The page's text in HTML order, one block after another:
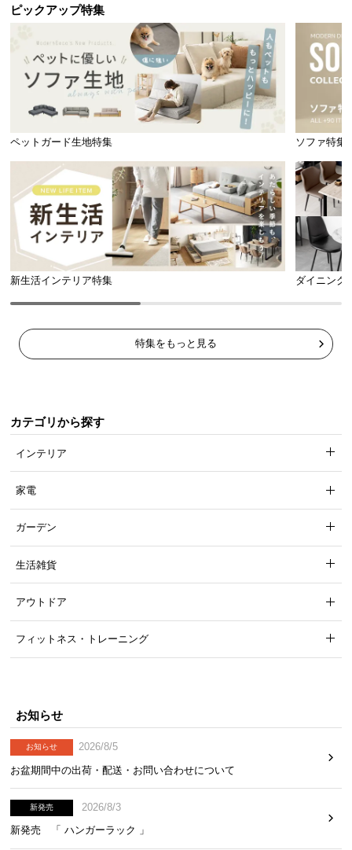
ピックアップ特集
ペットガード生地特集 ソファ特集
新生活インテリア特集 ダイニング
特集をもっと見る
カテゴリから探す
インテリア
家電
ガーデン
生活雑貨
アウトドア
フィットネス・トレーニング
お知らせ
お知らせ
2026/8/5
お盆期間中の出荷・配送・お問い合わせについて
新発売
2026/8/3
新発売 「 ハンガーラック 」